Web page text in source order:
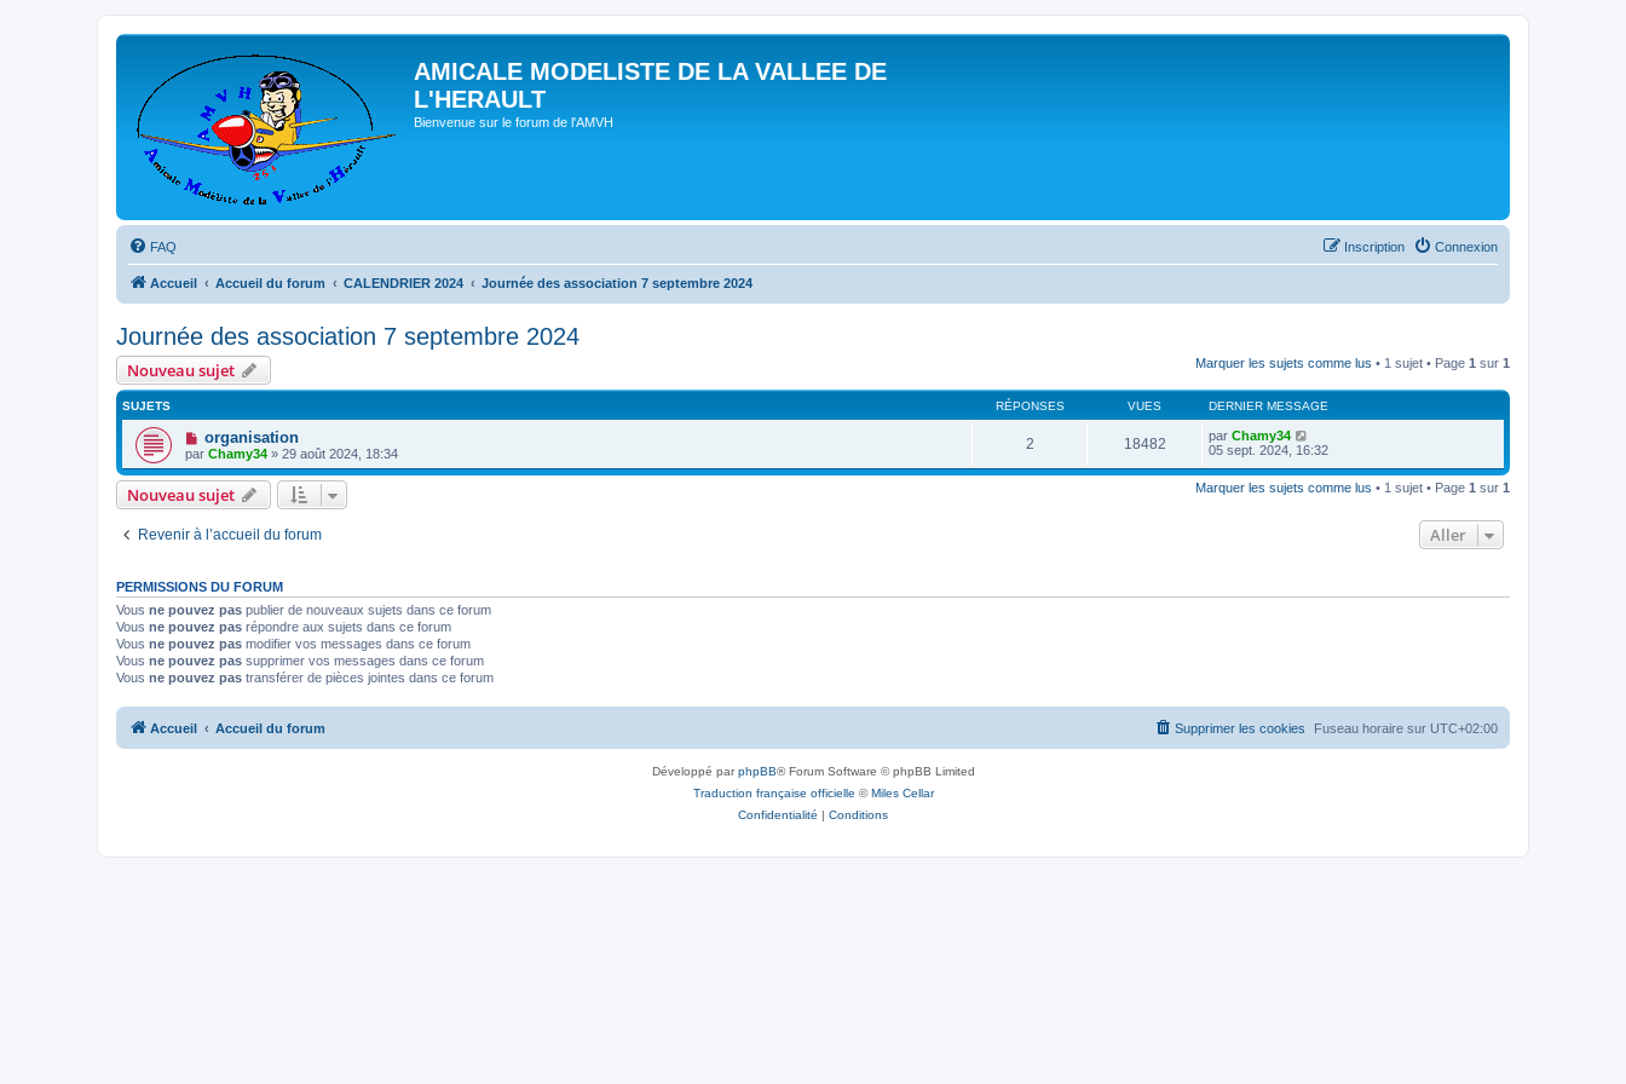
AMICALE MODELISTE DE LA VALLEE DE
L'HERAULT
Bienvenue sur le forum de l'AMVH
FAQ Connexion
Inscription
Accueil Accueil du forum CALENDRIER 2024 Journée des association 7 septembre 2024
Journée des association 7 septembre 2024
Nouveau sujet Marquer les sujets comme lus • 1 sujet • Page 1 sur 1
SUJETS RÉPONSES VUES DERNIER MESSAGE
organisation
par Chamy34 » 29 août 2024, 18:34
2 18482 par Chamy34
05 sept. 2024, 16:32
Nouveau sujet Marquer les sujets comme lus • 1 sujet • Page 1 sur 1
Revenir à l’accueil du forum Aller
PERMISSIONS DU FORUM
Vous ne pouvez pas publier de nouveaux sujets dans ce forum
Vous ne pouvez pas répondre aux sujets dans ce forum
Vous ne pouvez pas modifier vos messages dans ce forum
Vous ne pouvez pas supprimer vos messages dans ce forum
Vous ne pouvez pas transférer de pièces jointes dans ce forum
Accueil Accueil du forum Fuseau horaire sur UTC+02:00
Supprimer les cookies
Développé parphpBB® Forum Software © phpBB Limited
Traduction française officielle ©Miles Cellar
Confidentialité | Conditions